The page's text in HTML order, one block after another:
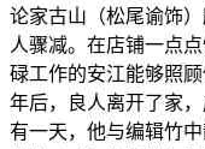
论家古山（松尾谕饰
人骤减。在店铺一点
碌工作的安江能够照
年后，良人离开了家
有一天，他与编辑竹